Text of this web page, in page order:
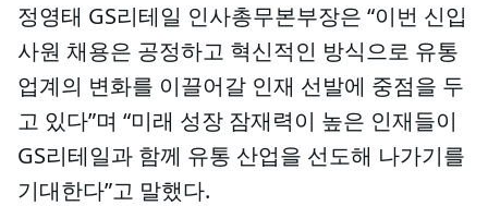
정영태 GS리테일 인사총무본부장은 “이번 신입
사원 채용은 공정하고 혁신적인 방식으로 유통
업계의 변화를 이끌어갈 인재 선발에 중점을 두
고 있다”며 “미래 성장 잠재력이 높은 인재들이
GS리테일과 함께 유통 산업을 선도해 나가기를
기대한다”고 말했다.